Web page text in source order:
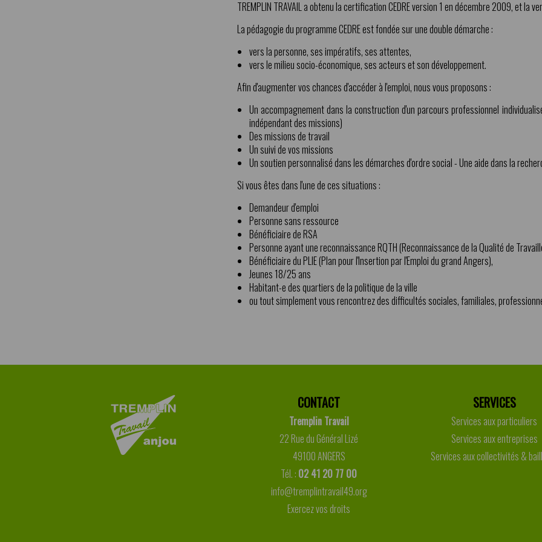
TREMPLIN TRAVAIL a obtenu la certification CEDRE version 1 en décembre 2009, et la
La pédagogie du programme CEDRE est fondée sur une double démarche :
vers la personne, ses impératifs, ses attentes,
vers le milieu socio-économique, ses acteurs et son développement.
Afin d'augmenter vos chances d'accéder à l'emploi, nous vous proposons :
Un accompagnement dans la construction d'un parcours professionnel
indépendant des missions)
Des missions de travail
Un suivi de vos missions
Un soutien personnalisé dans les démarches d'ordre social - Une aide dans la
Si vous êtes dans l'une de ces situations :
Demandeur d'emploi
Personne sans ressource
Bénéficiaire de RSA
Personne ayant une reconnaissance RQTH (Reconnaissance de la Qualité de
Bénéficiaire du PLIE (Plan pour l'Insertion par l'Emploi du grand Angers),
Jeunes 18/25 ans
Habitant-e des quartiers de la politique de la ville
ou tout simplement vous rencontrez des difficultés sociales, familiales,
CONTACT
Tremplin Travail
22 Rue du Général Lizé
49100 ANGERS
Tél. : 02 41 20 77 00
info@tremplintravail49.org
Exercez vos droits
SERVICES
Services aux particuliers
Services aux entreprises
Services aux collectivités &